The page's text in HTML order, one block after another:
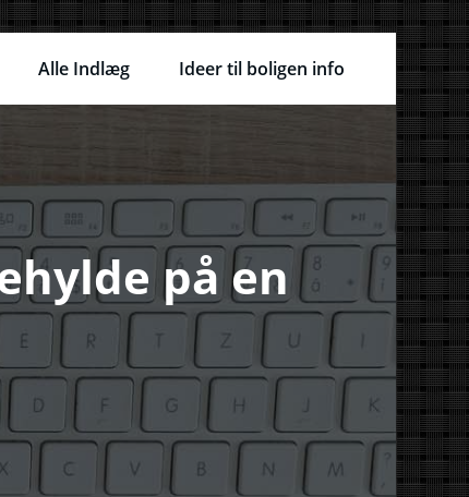
Alle Indlæg Ideer til boligen info
på en